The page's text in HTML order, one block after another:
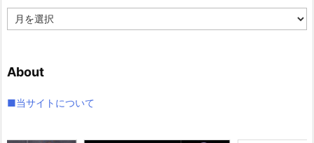
ー
ブ
About
■当サイトについて